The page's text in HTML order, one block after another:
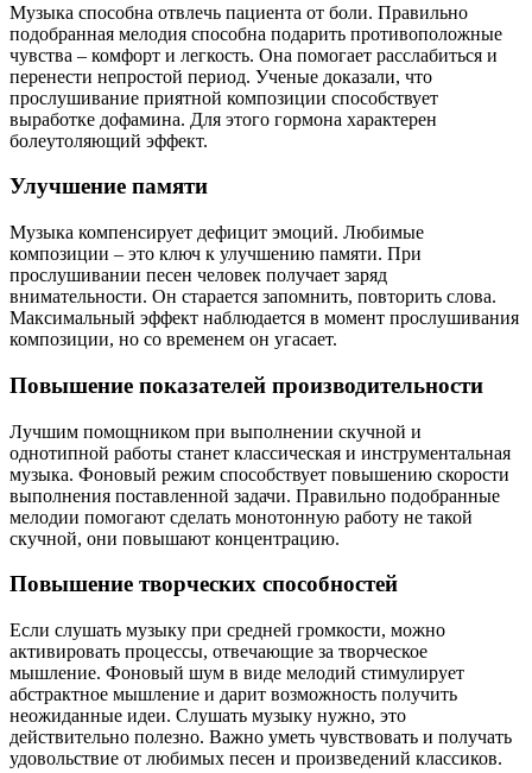
Музыка способна отвлечь пациента от боли. Правильно
подобранная мелодия способна подарить противоположные
чувства – комфорт и легкость. Она помогает расслабиться и
перенести непростой период. Ученые доказали, что
прослушивание приятной композиции способствует
выработке дофамина. Для этого гормона характерен
болеутоляющий эффект.
Улучшение памяти
Музыка компенсирует дефицит эмоций. Любимые
композиции – это ключ к улучшению памяти. При
прослушивании песен человек получает заряд
внимательности. Он старается запомнить, повторить слова.
Максимальный эффект наблюдается в момент прослушивания
композиции, но со временем он угасает.
Повышение показателей производительности
Лучшим помощником при выполнении скучной и
однотипной работы станет классическая и инструментальная
музыка. Фоновый режим способствует повышению скорости
выполнения поставленной задачи. Правильно подобранные
мелодии помогают сделать монотонную работу не такой
скучной, они повышают концентрацию.
Повышение творческих способностей
Если слушать музыку при средней громкости, можно
активировать процессы, отвечающие за творческое
мышление. Фоновый шум в виде мелодий стимулирует
абстрактное мышление и дарит возможность получить
неожиданные идеи. Слушать музыку нужно, это
действительно полезно. Важно уметь чувствовать и получать
удовольствие от любимых песен и произведений классиков.